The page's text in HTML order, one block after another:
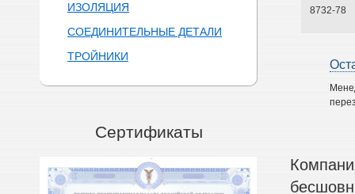
ИЗОЛЯЦИЯ
СОЕДИНИТЕЛЬНЫЕ ДЕТАЛИ
ТРОЙНИКИ
Сертификаты
8732-78